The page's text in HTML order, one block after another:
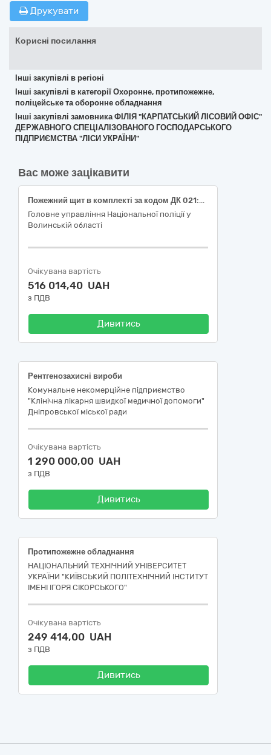
Друкувати
Корисні посилання
Інші закупівлі в регіоні
Інші закупівлі в категорії Охоронне, протипожежне,
поліцейське та оборонне обладнання
Інші закупівлі замовника ФІЛІЯ "КАРПАТСЬКИЙ ЛІСОВИЙ ОФІС"
ДЕРЖАВНОГО СПЕЦІАЛІЗОВАНОГО ГОСПОДАРСЬКОГО
ПІДПРИЄМСТВА "ЛІСИ УКРАЇНИ"
Вас може зацікавити
Пожежний щит в комплекті за кодом ДК 021:2015 - 35110000-8 — Протипожежне, рятувальне та захисне обладнання (35111000-5)
Головне управління Національної поліції у
Волинській області
Очікувана вартість
516 014,40 UAH
з ПДВ
Дивитись
Рентгенозахисні вироби
Комунальне некомерційне підприємство
"Клінічна лікарня швидкої медичної допомоги"
Дніпровської міської ради
Очікувана вартість
1 290 000,00 UAH
з ПДВ
Дивитись
Протипожежне обладнання
НАЦІОНАЛЬНИЙ ТЕХНІЧНИЙ УНІВЕРСИТЕТ
УКРАЇНИ "КИЇВСЬКИЙ ПОЛІТЕХНІЧНИЙ ІНСТИТУТ
ІМЕНІ ІГОРЯ СІКОРСЬКОГО"
Очікувана вартість
249 414,00 UAH
з ПДВ
Дивитись